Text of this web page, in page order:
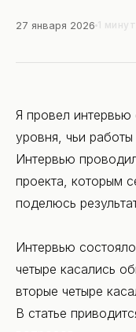
Об авторе
27 января 2026 1
Я провел
уровня, чьи
Интервью
проекта, которым
поделюсь
Интервью
четыре касались
вторые четыре
В статье